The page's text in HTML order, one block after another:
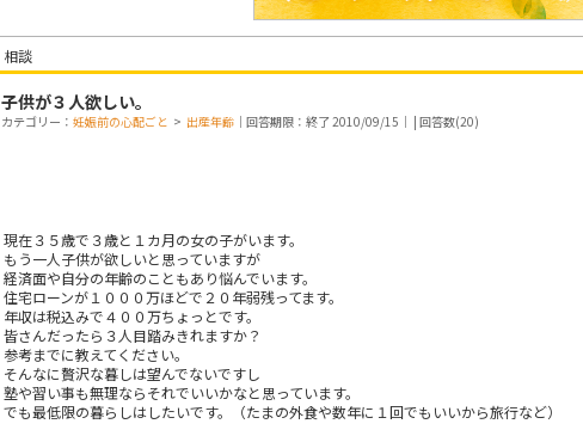
相談
子供が３人欲しい。
カテゴリー： 妊娠前の心配ごと > 出産年齢 ｜回答期限：終了 2010/09/15｜ | 回答数(20)
現在３５歳で３歳と１カ月の女の子がいます。
もう一人子供が欲しいと思っていますが
経済面や自分の年齢のこともあり悩んでいます。
住宅ローンが１０００万ほどで２０年弱残ってます。
年収は税込みで４００万ちょっとです。
皆さんだったら３人目踏みきれますか？
参考までに教えてください。
そんなに贅沢な暮しは望んでないですし
塾や習い事も無理ならそれでいいかなと思っています。
でも最低限の暮らしはしたいです。（たまの外食や数年に１回でもいいから旅行など）